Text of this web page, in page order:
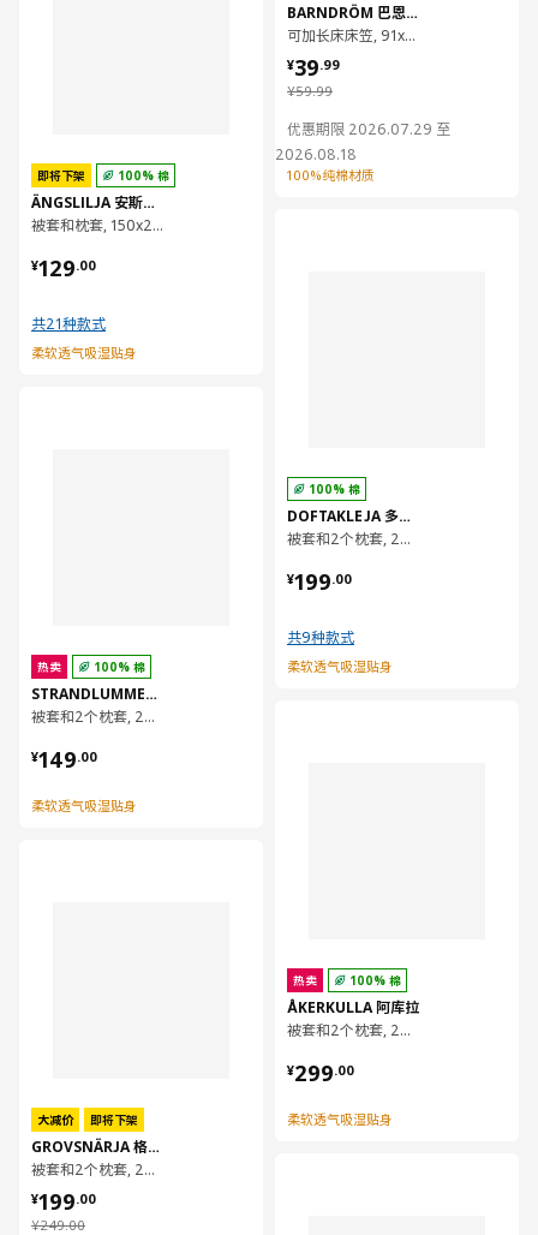
即将下架 100% 棉
ÄNGSLILJA 安斯莉娅
被套和枕套, 150x200/50x80 厘米
¥129.00
¥ 129.00
共21种款式
柔软透气吸湿贴身
热卖 100% 棉
STRANDLUMMER 斯丹鲁默
被套和2个枕套, 200x230/50x80 厘米
¥149.00
¥ 149.00
柔软透气吸湿贴身
大减价 即将下架
GROVSNÄRJA 格鲁纳嘉
被套和2个枕套, 240x220/50x80 厘米
¥249.00
¥ 249.00
¥199.00
¥ 199.00
BARNDRÖM 巴恩德吕姆
可加长床床笠, 91x155 厘米
¥59.99
¥ 59.99
¥39.99
¥ 39.99
优惠期限 2026.07.29 至
2026.08.18
100%纯棉材质
100% 棉
DOFTAKLEJA 多弗塔克耶
被套和2个枕套, 200x230/50x80 厘米
¥199.00
¥ 199.00
共9种款式
柔软透气吸湿贴身
热卖 100% 棉
ÅKERKULLA 阿库拉
被套和2个枕套, 200x230/50x80 厘米
¥299.00
¥ 299.00
柔软透气吸湿贴身